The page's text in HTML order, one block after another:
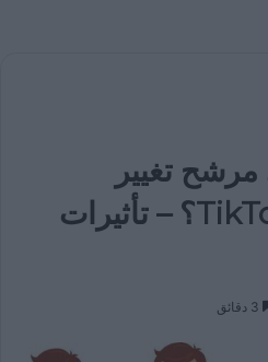
تغيير
الملابس على TikTok؟ – تأثيرات